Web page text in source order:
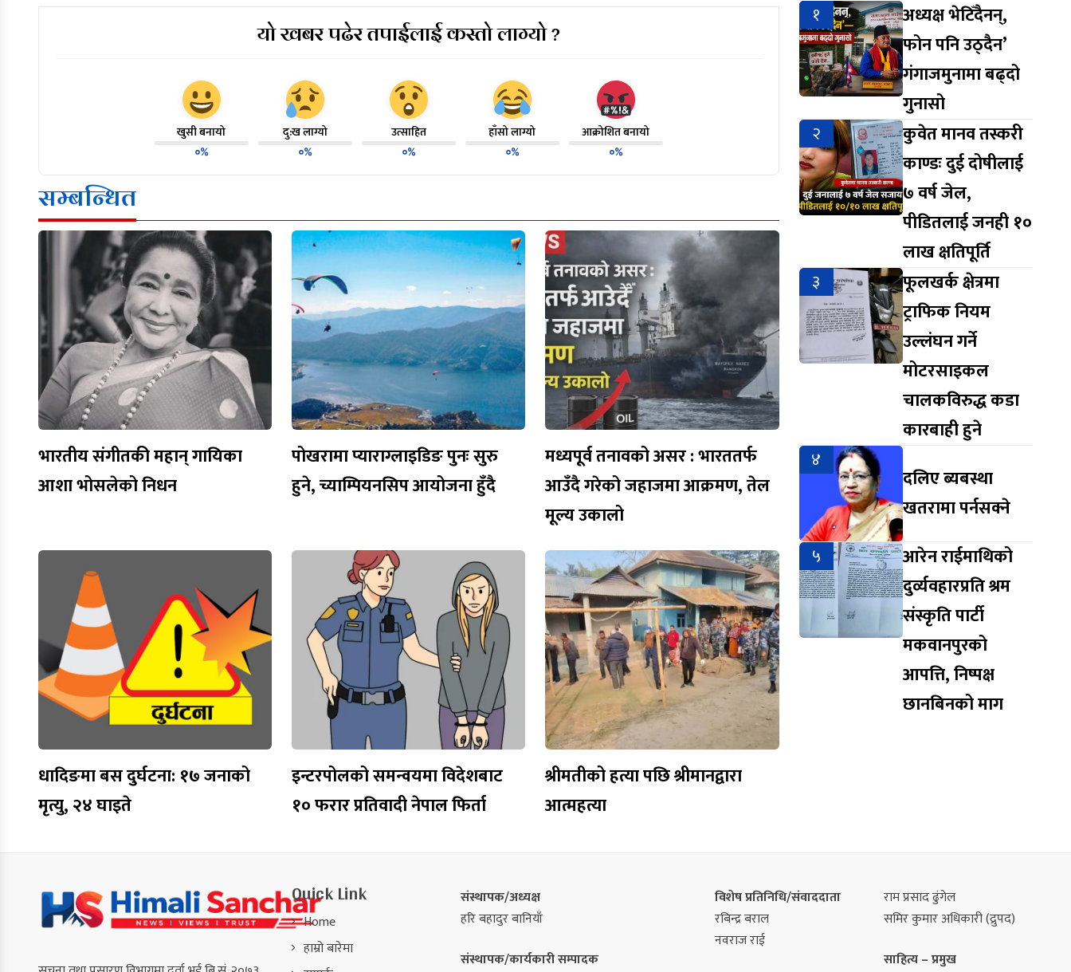
यो खबर पढेर तपाईलाई कस्तो लाग्यो ?
खुसी बनायो
०%
दु:ख लाग्यो
०%
उत्साहित
०%
हाँसो लाग्यो
०%
आक्रोशित बनायो
०%
सम्बन्धित
भारतीय संगीतकी महान् गायिका
आशा भोसलेको निधन
पोखरामा प्याराग्लाइडिङ पुनः सुरु
हुने, च्याम्पियनसिप आयोजना हुँदै
मध्यपूर्व तनावको असर : भारततर्फ
आउँदै गरेको जहाजमा आक्रमण, तेल
मूल्य उकालो
धादिङमा बस दुर्घटना: १७ जनाको
मृत्यु, २४ घाइते
इन्टरपोलको समन्वयमा विदेशबाट
१० फरार प्रतिवादी नेपाल फिर्ता
श्रीमतीको हत्या पछि श्रीमानद्वारा
आत्महत्या
१
अध्यक्ष भेटिँदैनन्,
फोन पनि उठ्दैन’
गंगाजमुनामा बढ्दो
गुनासो
२
कुवेत मानव तस्करी
काण्डः दुई दोषीलाई
७ वर्ष जेल,
पीडितलाई जनही १०
लाख क्षतिपूर्ति
३
फूलखर्क क्षेत्रमा
ट्राफिक नियम
उल्लंघन गर्ने
मोटरसाइकल
चालकविरुद्ध कडा
कारबाही हुने
४
दलिए ब्यबस्था
खतरामा पर्नसक्ने
५
आरेन राईमाथिको
दुर्व्यवहारप्रति श्रम
संस्कृति पार्टी
मकवानपुरको
आपत्ति, निष्पक्ष
छानबिनको माग
Quick Link
Home
हाम्रो बारेमा
संस्थापक/अध्यक्ष
हरि बहादुर बानियाँ
संस्थापक/कार्यकारी सम्पादक
विशेष प्रतिनिधि/संवाददाता
रबिन्द्र बराल
नवराज राई
राम प्रसाद ढुंगेल
समिर कुमार अधिकारी (द्रुपद)
साहित्य – प्रमुख